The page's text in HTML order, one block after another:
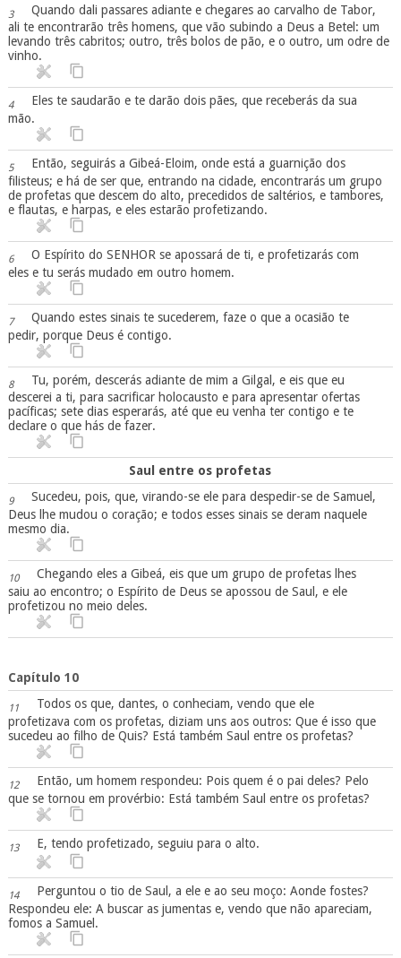
3
Quando dali passares adiante e chegares ao carvalho de Tabor,
ali te encontrarão três homens, que vão subindo a Deus a Betel: um
levando três cabritos; outro, três bolos de pão, e o outro, um odre de
vinho.
4
Eles te saudarão e te darão dois pães, que receberás da sua
mão.
5
Então, seguirás a Gibeá-Eloim, onde está a guarnição dos
filisteus; e há de ser que, entrando na cidade, encontrarás um grupo
de profetas que descem do alto, precedidos de saltérios, e tambores,
e flautas, e harpas, e eles estarão profetizando.
6
O Espírito do SENHOR se apossará de ti, e profetizarás com
eles e tu serás mudado em outro homem.
7
Quando estes sinais te sucederem, faze o que a ocasião te
pedir, porque Deus é contigo.
8
Tu, porém, descerás adiante de mim a Gilgal, e eis que eu
descerei a ti, para sacrificar holocausto e para apresentar ofertas
pacíficas; sete dias esperarás, até que eu venha ter contigo e te
declare o que hás de fazer.
Saul entre os profetas
9
Sucedeu, pois, que, virando-se ele para despedir-se de Samuel,
Deus lhe mudou o coração; e todos esses sinais se deram naquele
mesmo dia.
10
Chegando eles a Gibeá, eis que um grupo de profetas lhes
saiu ao encontro; o Espírito de Deus se apossou de Saul, e ele
profetizou no meio deles.
Capítulo 10
11
Todos os que, dantes, o conheciam, vendo que ele
profetizava com os profetas, diziam uns aos outros: Que é isso que
sucedeu ao filho de Quis? Está também Saul entre os profetas?
12
Então, um homem respondeu: Pois quem é o pai deles? Pelo
que se tornou em provérbio: Está também Saul entre os profetas?
13 E, tendo profetizado, seguiu para o alto.
14
Perguntou o tio de Saul, a ele e ao seu moço: Aonde fostes?
Respondeu ele: A buscar as jumentas e, vendo que não apareciam,
fomos a Samuel.